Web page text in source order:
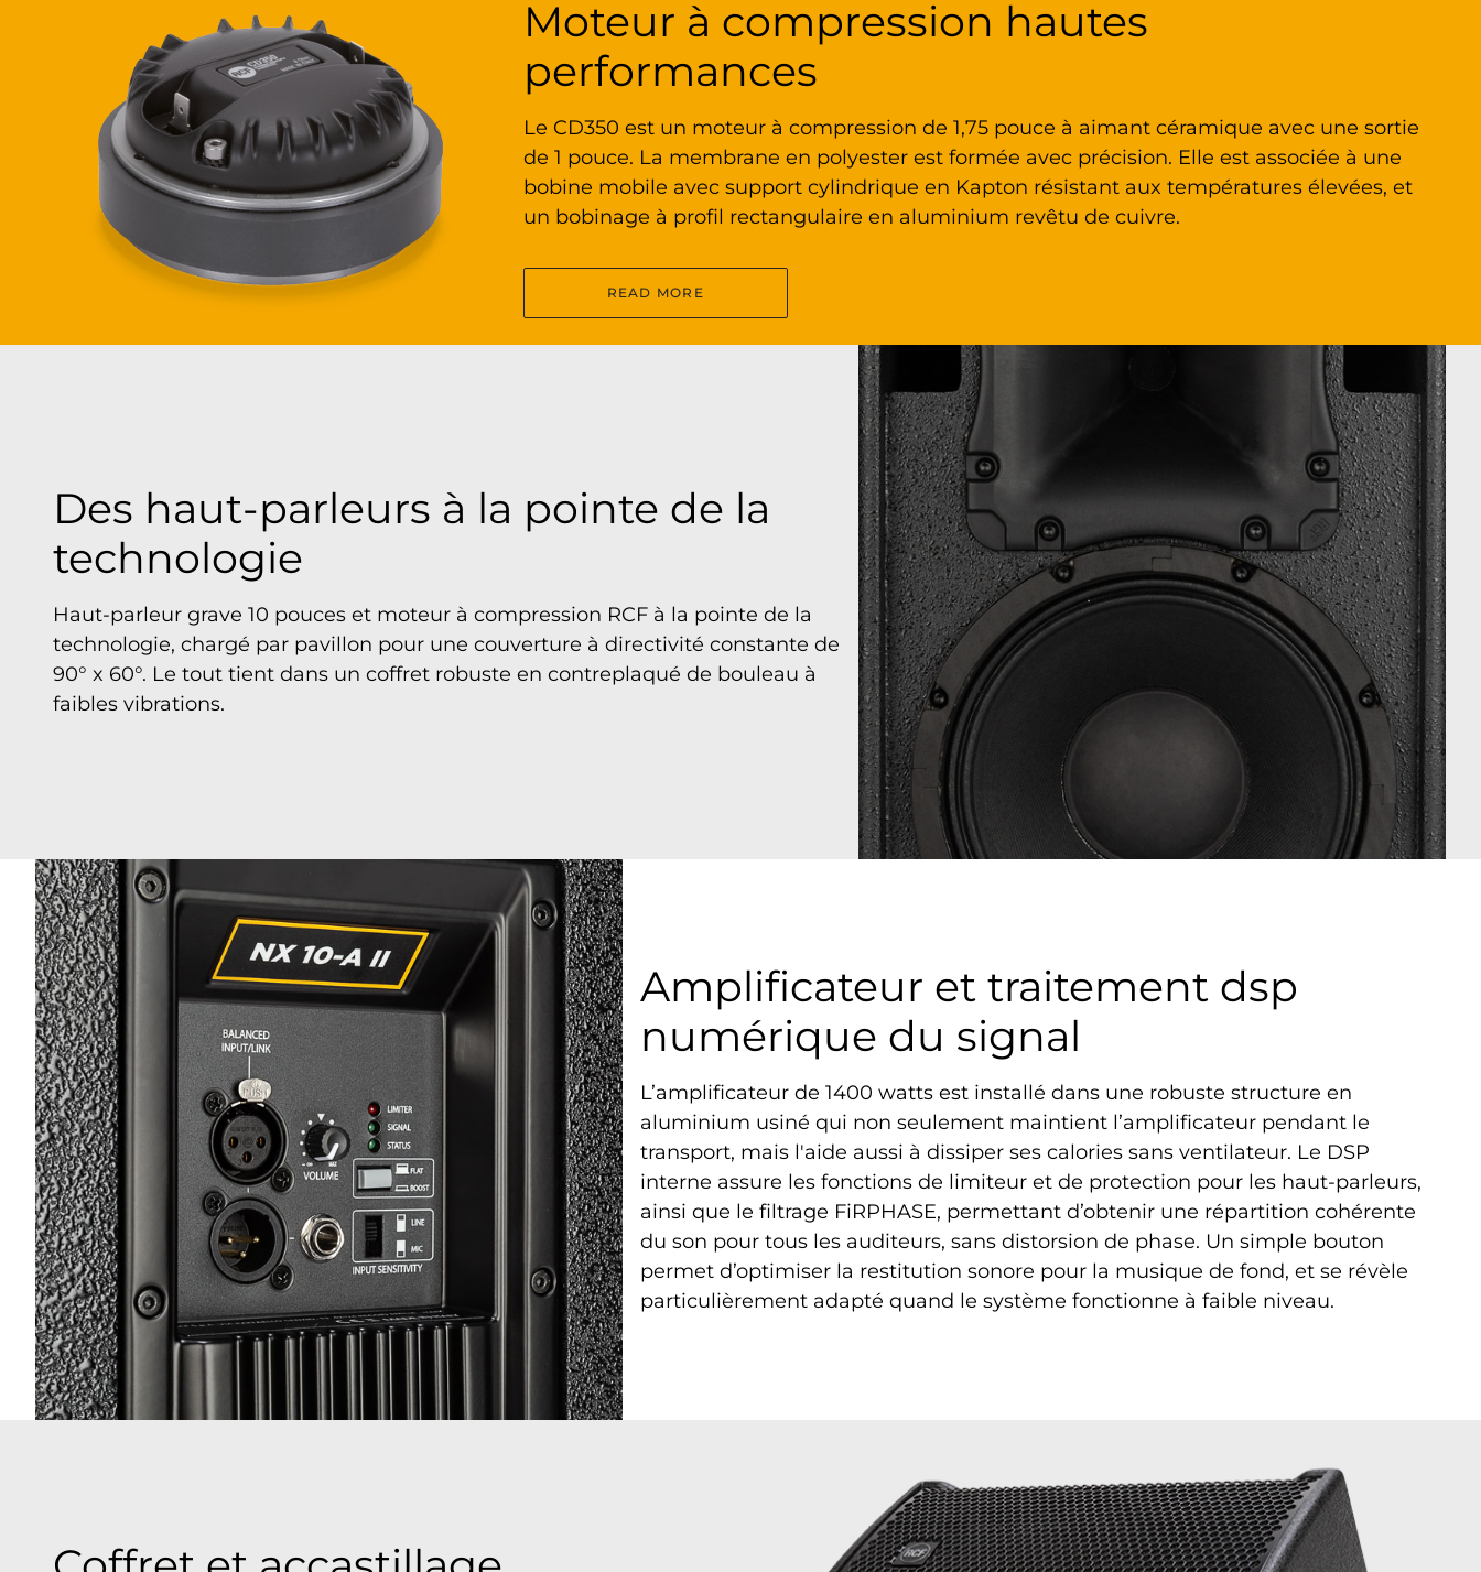
Moteur à compression hautes
performances
Le CD350 est un moteur à compression de 1,75 pouce à aimant céramique avec une sortie
de 1 pouce. La membrane en polyester est formée avec précision. Elle est associée à une
bobine mobile avec support cylindrique en Kapton résistant aux températures élevées, et
un bobinage à profil rectangulaire en aluminium revêtu de cuivre.
READ MORE
Des haut-parleurs à la pointe de la
technologie
Haut-parleur grave 10 pouces et moteur à compression RCF à la pointe de la
technologie, chargé par pavillon pour une couverture à directivité constante de
90° x 60°. Le tout tient dans un coffret robuste en contreplaqué de bouleau à
faibles vibrations.
Amplificateur et traitement dsp
numérique du signal
L’amplificateur de 1400 watts est installé dans une robuste structure en
aluminium usiné qui non seulement maintient l’amplificateur pendant le
transport, mais l'aide aussi à dissiper ses calories sans ventilateur. Le DSP
interne assure les fonctions de limiteur et de protection pour les haut-parleurs,
ainsi que le filtrage FiRPHASE, permettant d’obtenir une répartition cohérente
du son pour tous les auditeurs, sans distorsion de phase. Un simple bouton
permet d’optimiser la restitution sonore pour la musique de fond, et se révèle
particulièrement adapté quand le système fonctionne à faible niveau.